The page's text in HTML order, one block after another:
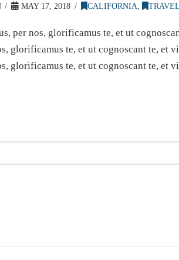
MAY 17, 2018 CALIFORNIA TRAVEL
per nos, glorificamus te, et ut
glorificamus te, et ut cognoscant te, et
glorificamus te, et ut cognoscant te, et